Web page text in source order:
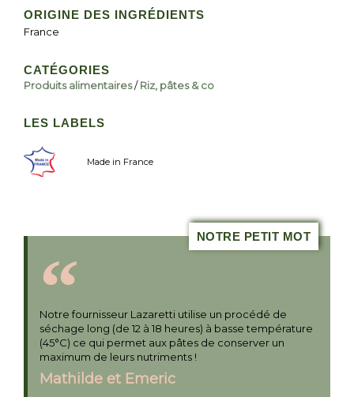
ORIGINE DES INGRÉDIENTS
France
CATÉGORIES
Produits alimentaires/Riz, pâtes & co
LES LABELS
Made in France
Notre fournisseur Lazaretti utilise un procédé de
séchage long (de 12 à 18 heures) à basse température
(45°C) ce qui permet aux pâtes de conserver un
maximum de leurs nutriments !
Mathilde et Emeric
NOTRE PETIT MOT